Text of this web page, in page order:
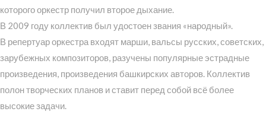
которого оркестр получил второе дыхание.
В 2009 году коллектив был удостоен звания «народный».
В репертуар оркестра входят марши, вальсы русских, советских,
зарубежных композиторов, разучены популярные эстрадные
произведения, произведения башкирских авторов. Коллектив
полон творческих планов и ставит перед собой всё более
высокие задачи.